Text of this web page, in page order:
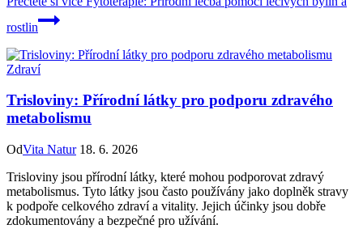
rostlin
Zdraví
Trisloviny: Přírodní látky pro podporu zdravého
metabolismu
OdVita Natur 18. 6. 2026
Trisloviny jsou přírodní látky, které mohou podporovat zdravý
metabolismus. Tyto látky jsou často používány jako doplněk stravy
k podpoře celkového zdraví a vitality. Jejich účinky jsou dobře
zdokumentovány a bezpečné pro užívání.